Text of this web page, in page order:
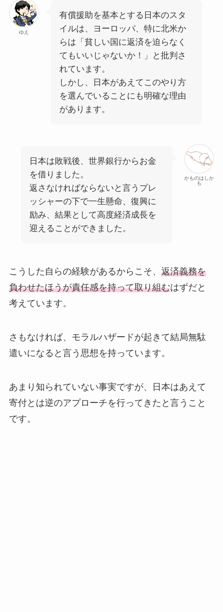
ゆえ
有償援助を基本とする日本のスタ
イルは、ヨーロッパ、特に北米か
らは「貧しい国に返済を迫らなく
てもいいじゃないか！」と批判さ
れています。
しかし、日本があえてこのやり方
を選んでいることにも明確な理由
があります。
かものはしか
も
日本は敗戦後、世界銀行からお金
を借りました。
返さなければならないと言うプレ
ッシャーの下で一生懸命、復興に
励み、結果として高度経済成長を
迎えることができました。
こうした自らの経験があるからこそ、 返済義務を
負わせたほうが責任感を持って取り組むはずだと
考えています。
さもなければ、モラルハザードが起きて結局無駄
遣いになると言う思想を持っています。
あまり知られていない事実ですが、日本はあえて
寄付とは逆のアプローチを行ってきたと言うこと
です。